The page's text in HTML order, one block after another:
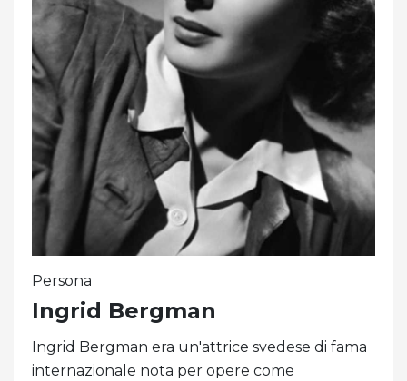
Persona
Ingrid Bergman
Ingrid Bergman era un'attrice svedese di fama
internazionale nota per opere come